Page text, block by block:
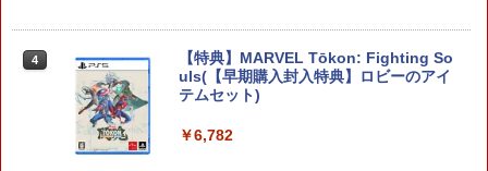
4
任天堂 【Switch2】ゼルダの伝説 ブレス
オブ ザ ワイルド Nintendo Switch 2 Ed
ition [NXS-P-AAAAH NSW2 ゼルダノデ
4
【特典】MARVEL Tōkon: Fighting So
uls(【早期購入封入特典】ロビーのアイ
テムセット)
￥6,782